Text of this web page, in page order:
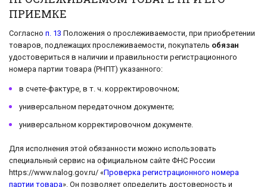
ПРИЕМКЕ
Согласно п. 13 Положения о прослеживаемости, при приобретении
товаров, подлежащих прослеживаемости, покупатель обязан
удостовериться в наличии и правильности регистрационного
номера партии товара (РНПТ) указанного:
в счете-фактуре, в т. ч. корректировочном;
универсальном передаточном документе;
универсальном корректировочном документе.
Для исполнения этой обязанности можно использовать
специальный сервис на официальном сайте ФНС России
https://www.nalog.gov.ru/ «Проверка регистрационного номера
партии товара». Он позволяет определить достоверность и